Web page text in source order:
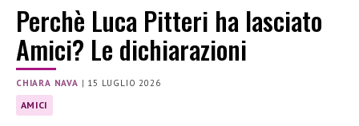
Perchè Luca Pitteri ha lasciato
Amici? Le dichiarazioni
CHIARA NAVA | 15 LUGLIO 2026
AMICI